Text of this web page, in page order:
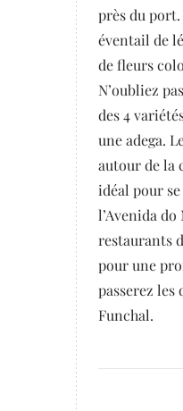
près du
éventail de
de fleurs
N’oubliez
des 4
une adega.
autour de la
idéal pour
l’Avenida
restaurants
pour une
passerez
Funchal.